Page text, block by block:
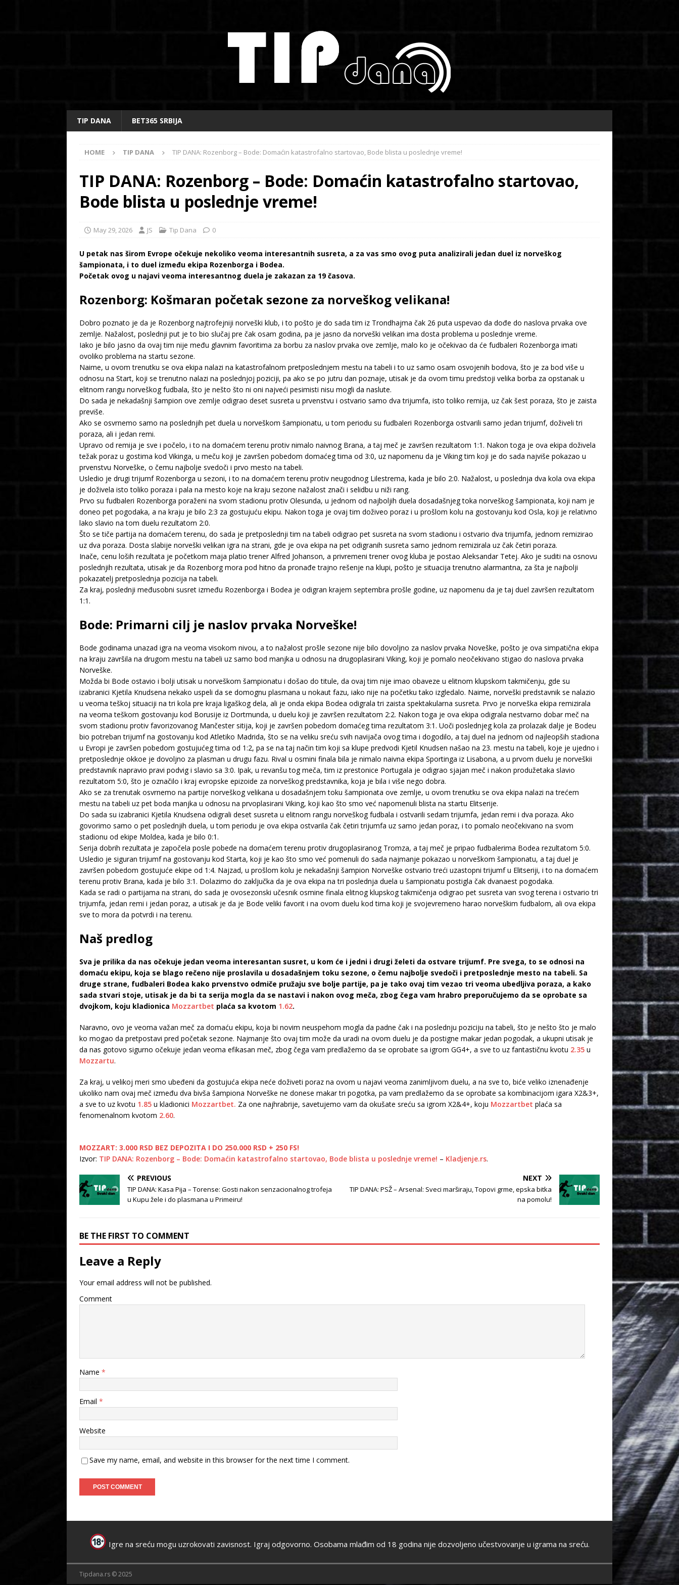
TIP DANA BET365 SRBIJA
HOME TIP DANA TIP DANA: Rozenborg – Bode: Domaćin katastrofalno startovao, Bode blista u poslednje vreme!
TIP DANA: Rozenborg – Bode: Domaćin katastrofalno startovao,
Bode blista u poslednje vreme!
May 29, 2026 JS Tip Dana 0
U petak nas širom Evrope očekuje nekoliko veoma interesantnih susreta, a za vas smo ovog puta analizirali jedan duel iz norveškog
šampionata, i to duel između ekipa Rozenborga i Bodea.
Početak ovog u najavi veoma interesantnog duela je zakazan za 19 časova.
Rozenborg: Košmaran početak sezone za norveškog velikana!
Dobro poznato je da je Rozenborg najtrofejniji norveški klub, i to pošto je do sada tim iz Trondhajma čak 26 puta uspevao da dođe do naslova prvaka ove
zemlje. Nažalost, poslednji put je to bio slučaj pre čak osam godina, pa je jasno da norveški velikan ima dosta problema u poslednje vreme.
Iako je bilo jasno da ovaj tim nije među glavnim favoritima za borbu za naslov prvaka ove zemlje, malo ko je očekivao da će fudbaleri Rozenborga imati
ovoliko problema na startu sezone.
Naime, u ovom trenutku se ova ekipa nalazi na katastrofalnom pretposlednjem mestu na tabeli i to uz samo osam osvojenih bodova, što je za bod više u
odnosu na Start, koji se trenutno nalazi na poslednjoj poziciji, pa ako se po jutru dan poznaje, utisak je da ovom timu predstoji velika borba za opstanak u
elitnom rangu norveškog fudbala, što je nešto što ni oni najveći pesimisti nisu mogli da naslute.
Do sada je nekadašnji šampion ove zemlje odigrao deset susreta u prvenstvu i ostvario samo dva trijumfa, isto toliko remija, uz čak šest poraza, što je zaista
previše.
Ako se osvrnemo samo na poslednjih pet duela u norveškom šampionatu, u tom periodu su fudbaleri Rozenborga ostvarili samo jedan trijumf, doživeli tri
poraza, ali i jedan remi.
Upravo od remija je sve i počelo, i to na domaćem terenu protiv nimalo naivnog Brana, a taj meč je završen rezultatom 1:1. Nakon toga je ova ekipa doživela
težak poraz u gostima kod Vikinga, u meču koji je završen pobedom domaćeg tima od 3:0, uz napomenu da je Viking tim koji je do sada najviše pokazao u
prvenstvu Norveške, o čemu najbolje svedoči i prvo mesto na tabeli.
Usledio je drugi trijumf Rozenborga u sezoni, i to na domaćem terenu protiv neugodnog Lilestrema, kada je bilo 2:0. Nažalost, u poslednja dva kola ova ekipa
je doživela isto toliko poraza i pala na mesto koje na kraju sezone nažalost znači i selidbu u niži rang.
Prvo su fudbaleri Rozenborga poraženi na svom stadionu protiv Olesunda, u jednom od najboljih duela dosadašnjeg toka norveškog šampionata, koji nam je
doneo pet pogodaka, a na kraju je bilo 2:3 za gostujuću ekipu. Nakon toga je ovaj tim doživeo poraz i u prošlom kolu na gostovanju kod Osla, koji je relativno
lako slavio na tom duelu rezultatom 2:0.
Što se tiče partija na domaćem terenu, do sada je pretposlednji tim na tabeli odigrao pet susreta na svom stadionu i ostvario dva trijumfa, jednom remizirao
uz dva poraza. Dosta slabije norveški velikan igra na strani, gde je ova ekipa na pet odigranih susreta samo jednom remizirala uz čak četiri poraza.
Inače, cenu loših rezultata je početkom maja platio trener Alfred Johanson, a privremeni trener ovog kluba je postao Aleksandar Tetej. Ako je suditi na osnovu
poslednjih rezultata, utisak je da Rozenborg mora pod hitno da pronađe trajno rešenje na klupi, pošto je situacija trenutno alarmantna, za šta je najbolji
pokazatelj pretposlednja pozicija na tabeli.
Za kraj, poslednji međusobni susret između Rozenborga i Bodea je odigran krajem septembra prošle godine, uz napomenu da je taj duel završen rezultatom
1:1.
Bode: Primarni cilj je naslov prvaka Norveške!
Bode godinama unazad igra na veoma visokom nivou, a to nažalost prošle sezone nije bilo dovoljno za naslov prvaka Noveške, pošto je ova simpatična ekipa
na kraju završila na drugom mestu na tabeli uz samo bod manjka u odnosu na drugoplasirani Viking, koji je pomalo neočekivano stigao do naslova prvaka
Norveške.
Možda bi Bode ostavio i bolji utisak u norveškom šampionatu i došao do titule, da ovaj tim nije imao obaveze u elitnom klupskom takmičenju, gde su
izabranici Kjetila Knudsena nekako uspeli da se domognu plasmana u nokaut fazu, iako nije na početku tako izgledalo. Naime, norveški predstavnik se nalazio
u veoma teškoj situaciji na tri kola pre kraja ligaškog dela, ali je onda ekipa Bodea odigrala tri zaista spektakularna susreta. Prvo je norveška ekipa remizirala
na veoma teškom gostovanju kod Borusije iz Dortmunda, u duelu koji je završen rezultatom 2:2. Nakon toga je ova ekipa odigrala nestvarno dobar meč na
svom stadionu protiv favorizovanog Mančester sitija, koji je završen pobedom domaćeg tima rezultatom 3:1. Uoči poslednjeg kola za prolazak dalje je Bodeu
bio potreban trijumf na gostovanju kod Atletiko Madrida, što se na veliku sreću svih navijača ovog tima i dogodilo, a taj duel na jednom od najleopših stadiona
u Evropi je završen pobedom gostujućeg tima od 1:2, pa se na taj način tim koji sa klupe predvodi Kjetil Knudsen našao na 23. mestu na tabeli, koje je ujedno i
pretposlednje okkoe je dovoljno za plasman u drugu fazu. Rival u osmini finala bila je nimalo naivna ekipa Sportinga iz Lisabona, a u prvom duelu je norveškii
predstavnik napravio pravi podvig i slavio sa 3:0. Ipak, u revanšu tog meča, tim iz prestonice Portugala je odigrao sjajan meč i nakon produžetaka slavio
rezultatom 5:0, što je označilo i kraj evropske epizoide za norveškog predstavnika, koja je bila i više nego dobra.
Ako se za trenutak osvrnemo na partije norveškog velikana u dosadašnjem toku šampionata ove zemlje, u ovom trenutku se ova ekipa nalazi na trećem
mestu na tabeli uz pet boda manjka u odnosu na prvoplasirani Viking, koji kao što smo već napomenuli blista na startu Elitserije.
Do sada su izabranici Kjetila Knudsena odigrali deset susreta u elitnom rangu norveškog fudbala i ostvarili sedam trijumfa, jedan remi i dva poraza. Ako
govorimo samo o pet poslednjih duela, u tom periodu je ova ekipa ostvarila čak četiri trijumfa uz samo jedan poraz, i to pomalo neočekivano na svom
stadionu od ekipe Moldea, kada je bilo 0:1.
Serija dobrih rezultata je započela posle pobede na domaćem terenu protiv drugoplasiranog Tromza, a taj meč je pripao fudbalerima Bodea rezultatom 5:0.
Usledio je siguran trijumf na gostovanju kod Starta, koji je kao što smo već pomenuli do sada najmanje pokazao u norveškom šampionatu, a taj duel je
završen pobedom gostujuće ekipe od 1:4. Najzad, u prošlom kolu je nekadašnji šampion Norveške ostvario treći uzastopni trijumf u Elitseriji, i to na domaćem
terenu protiv Brana, kada je bilo 3:1. Dolazimo do zaključka da je ova ekipa na tri poslednja duela u šampionatu postigla čak dvanaest pogodaka.
Kada se radi o partijama na strani, do sada je ovosezonski učesnik osmine finala elitnog klupskog takmičenja odigrao pet susreta van svog terena i ostvario tri
trijumfa, jedan remi i jedan poraz, a utisak je da je Bode veliki favorit i na ovom duelu kod tima koji je svojevremeno harao norveškim fudbalom, ali ova ekipa
sve to mora da potvrdi i na terenu.
Naš predlog
Sva je prilika da nas očekuje jedan veoma interesantan susret, u kom će i jedni i drugi želeti da ostvare trijumf. Pre svega, to se odnosi na
domaću ekipu, koja se blago rečeno nije proslavila u dosadašnjem toku sezone, o čemu najbolje svedoči i pretposlednje mesto na tabeli. Sa
druge strane, fudbaleri Bodea kako prvenstvo odmiče pružaju sve bolje partije, pa je tako ovaj tim vezao tri veoma ubedljiva poraza, a kako
sada stvari stoje, utisak je da bi ta serija mogla da se nastavi i nakon ovog meča, zbog čega vam hrabro preporučujemo da se oprobate sa
dvojkom, koju kladionica Mozzartbet plaća sa kvotom 1.62.
Naravno, ovo je veoma važan meč za domaću ekipu, koja bi novim neuspehom mogla da padne čak i na poslednju poziciju na tabeli, što je nešto što je malo
ko mogao da pretpostavi pred početak sezone. Najmanje što ovaj tim može da uradi na ovom duelu je da postigne makar jedan pogodak, a ukupni utisak je
da nas gotovo sigurno očekuje jedan veoma efikasan meč, zbog čega vam predlažemo da se oprobate sa igrom GG4+, a sve to uz fantastičnu kvotu 2.35 u
Mozzartu.
Za kraj, u velikoj meri smo ubeđeni da gostujuća ekipa neće doživeti poraz na ovom u najavi veoma zanimljivom duelu, a na sve to, biće veliko iznenađenje
ukoliko nam ovaj meč između dva bivša šampiona Norveške ne donese makar tri pogotka, pa vam predlažemo da se oprobate sa kombinacijom igara X2&3+,
a sve to uz kvotu 1.85 u kladionici Mozzartbet. Za one najhrabrije, savetujemo vam da okušate sreću sa igrom X2&4+, koju Mozzartbet plaća sa
fenomenalnom kvotom 2.60.
MOZZART: 3.000 RSD BEZ DEPOZITA I DO 250.000 RSD + 250 FS!
Izvor: TIP DANA: Rozenborg – Bode: Domaćin katastrofalno startovao, Bode blista u poslednje vreme! – Kladjenje.rs.
PREVIOUS
TIP DANA: Kasa Pija – Torense: Gosti nakon senzacionalnog trofeja
u Kupu žele i do plasmana u Primeiru!
NEXT
TIP DANA: PSŽ – Arsenal: Sveci marširaju, Topovi grme, epska bitka
na pomolu!
BE THE FIRST TO COMMENT
Leave a Reply
Your email address will not be published.
Comment
Name *
Email *
Website
Save my name, email, and website in this browser for the next time I comment.
Igre na sreću mogu uzrokovati zavisnost. Igraj odgovorno. Osobama mlađim od 18 godina nije dozvoljeno učestvovanje u igrama na sreću.
Tipdana.rs © 2025